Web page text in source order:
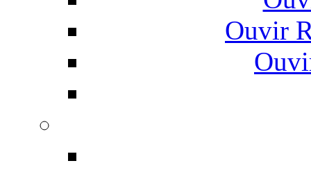
Ouvir